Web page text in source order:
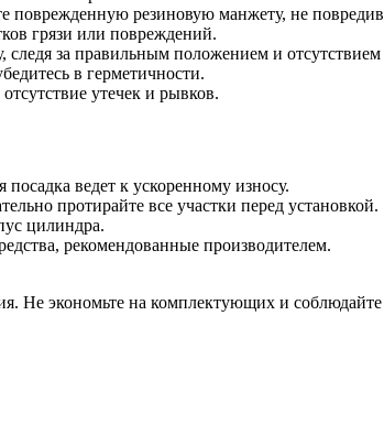
резиновую манжету, не
грязи или повреждений.
за правильным положением и отсутствием
в герметичности.
утечек и рывков.
ведет к ускоренному износу.
протирайте все участки перед установкой.
цилиндра.
рекомендованные производителем.
Не экономьте на комплектующих и